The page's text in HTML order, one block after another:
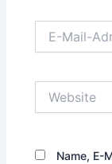
Mail-
Name, E-